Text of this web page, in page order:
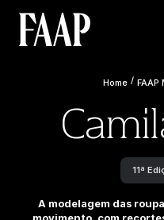
Home / FAAP
11ª
A modelagem das